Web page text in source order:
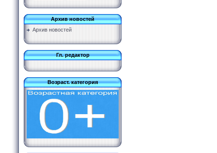
Архив новостей
Архив новостей
Гл. редактор
Возраст. категория